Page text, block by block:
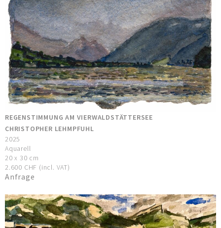
REGENSTIMMUNG AM VIERWALDSTÄTTERSEE
CHRISTOPHER LEHMPFUHL
2025
Aquarell
20 x 30 cm
2.600 CHF (incl. VAT)
Anfrage